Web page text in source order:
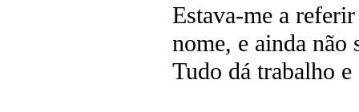
Estava-me a
nome, e ainda
Tudo dá trabalho